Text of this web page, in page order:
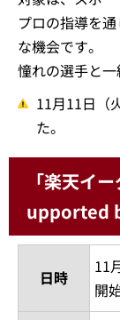
プロの指導を
な機会です。
憧れの選手と一
11月11日（
た。
「楽天イ
upported
日時
11
開